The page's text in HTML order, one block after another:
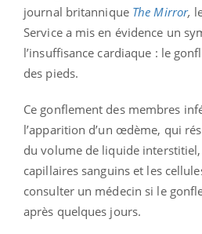
journal britannique The Mirror,
Service a mis en évidence un
l’insuffisance cardiaque : le
des pieds.
Ce gonflement des membres
l’apparition d’un œdème, qui
du volume de liquide
capillaires sanguins et les
consulter un médecin si le
après quelques jours.